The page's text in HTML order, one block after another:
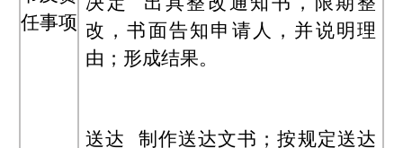
任事项 改，书面告知申请人，并说明理
由；形成结果。
送达 制作送达文书；按规定送达